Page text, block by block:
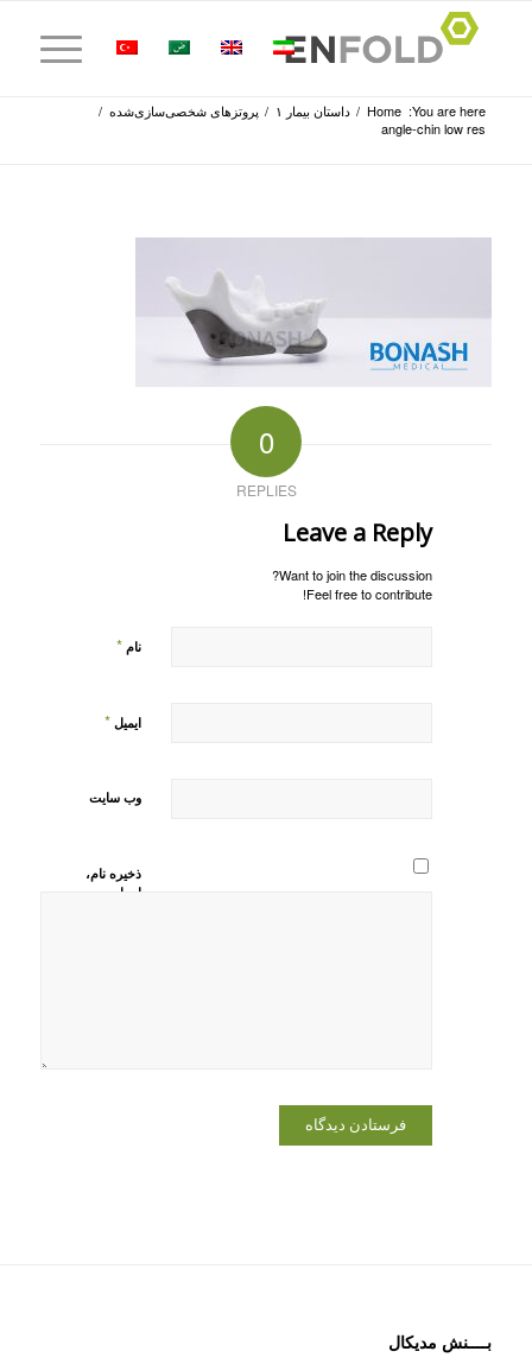
You are here:
Home
/ داستان بیمار ۱ / پروتزهای شخصی‌سازی‌شده /
angle-chin low res
0
REPLIES
Leave a Reply
Want to join the discussion?
Feel free to contribute!
نام *
ایمیل *
وب‌ سایت
ذخیره نام،
ایمیل و
بــــنش مدیکال